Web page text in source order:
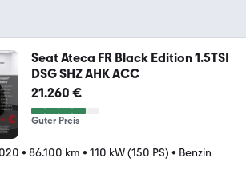
Seat Ateca FR Black Edition 1.5TSI
DSG SHZ AHK ACC
21.260 €
Guter Preis
• 86.100 km • 110 kW (150 PS) • Benzin